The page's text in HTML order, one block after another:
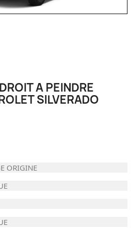
A PEINDRE
SILVERADO
ORIGINE